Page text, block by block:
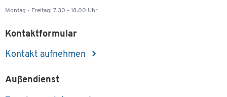
Montag - Freitag: 7.30 - 18.00 Uhr
Kontaktformular
Kontakt aufnehmen
Außendienst